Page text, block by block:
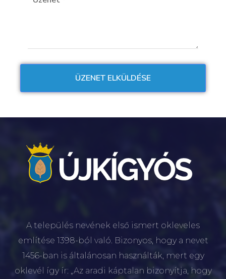
A település nevének első ismert okleveles
említése 1398-ból való. Bizonyos, hogy a nevet
1456-ban is általánosan használták, mert egy
oklevél így ír: „Az aradi káptalan bizonyítja, hogy